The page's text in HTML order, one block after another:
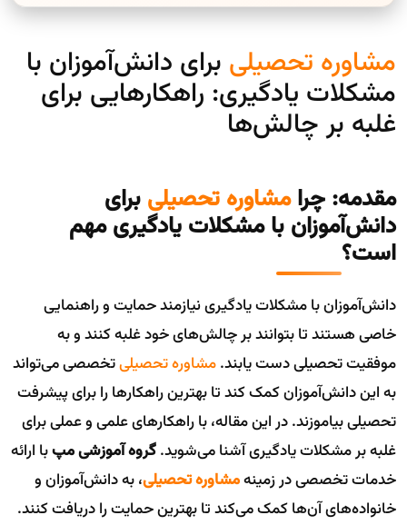
مشاوره تحصیلی برای دانش‌آموزان با
مشکلات یادگیری: راهکارهایی برای
غلبه بر چالش‌ها
مقدمه: چرامشاوره تحصیلی برای
دانش‌آموزان با مشکلات یادگیری مهم
است؟
دانش‌آموزان با مشکلات یادگیری نیازمند حمایت و راهنمایی
خاصی هستند تا بتوانند بر چالش‌های خود غلبه کنند و به
موفقیت تحصیلی دست یابند.مشاوره تحصیلیتخصصی می‌تواند
به این دانش‌آموزان کمک کند تا بهترین راهکارها را برای پیشرفت
تحصیلی بیاموزند. در این مقاله، با راهکارهای علمی و عملی برای
غلبه بر مشکلات یادگیری آشنا می‌شوید.گروه آموزشی مپبا ارائه
خدمات تخصصی در زمینهمشاوره تحصیلی، به دانش‌آموزان و
خانواده‌های آن‌ها کمک می‌کند تا بهترین حمایت را دریافت کنند.